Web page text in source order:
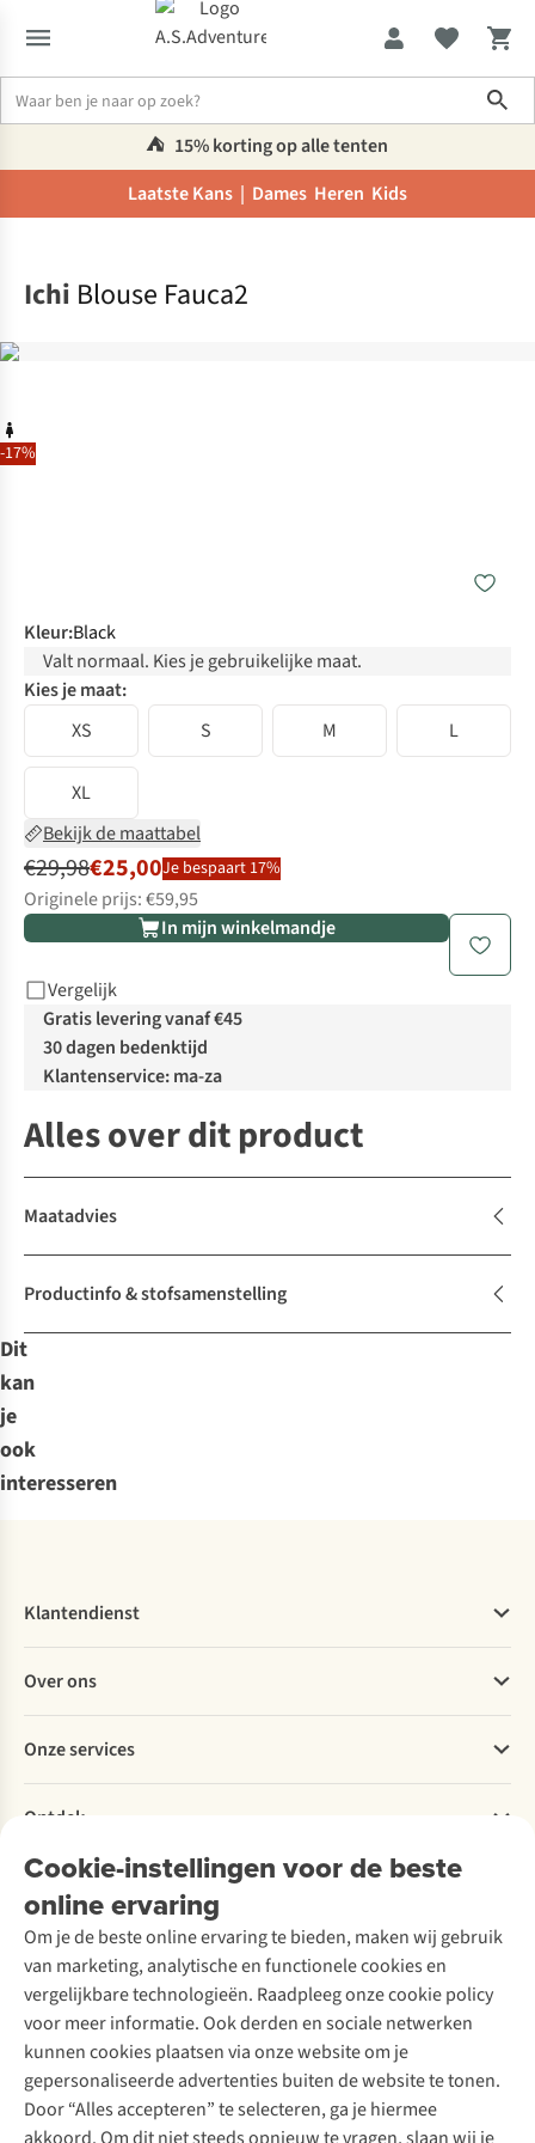
⛺️ 15% korting op alle tenten
Laatste Kans | Dames Heren Kids
-17%
Ichi Blouse Fauca2
Kleur:Black
Valt normaal. Kies je gebruikelijke maat.
Kies je maat:
XS
S M L
XL
Bekijk de maattabel
€29,98€25,00Je bespaart 17%
Originele prijs: €59,95
In mijn winkelmandje
Vergelijk
Gratis levering vanaf €45
30 dagen bedenktijd
Klantenservice: ma-za
Alles over dit product
Maatadvies
Productinfo & stofsamenstelling
Dit
kan
je
ook
interesseren
Cookie-instellingen voor de beste
online ervaring
Om je de beste online ervaring te bieden, maken wij gebruik
van marketing, analytische en functionele cookies en
vergelijkbare technologieën. Raadpleeg onze cookie policy
voor meer informatie. Ook derden en sociale netwerken
kunnen cookies plaatsen via onze website om je
gepersonaliseerde advertenties buiten de website te tonen.
Door “Alles accepteren” te selecteren, ga je hiermee
Klantendienst
Bestellen
Betalen
Levering
Retourneren
Bestelling herroepen
Garantie
Contact
Over ons
Explore More
Verantwoord ondernemen
Over Ayacucho
Onze winkels
Over A.S.Adventure
Toegankelijkheidsverklaring
Onze services
Ski-onderhoud
Wasservice
Schoenonderhoud
Schoenherstelling
Kledingherstelling
Retouches
Voor bedrijven
Ontdek
A.S.Magazine
Podcast
Explore Academy
Explore Camp
Gear Check
Inspiratie & advies
Meld je aan voor de nieuwsbrief
Follow us